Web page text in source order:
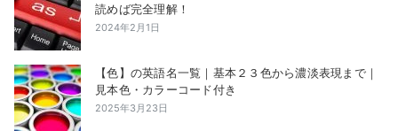
読めば完全理解！
2024年2月1日
【色】の英語名一覧｜基本２３色から濃淡表現まで｜
見本色・カラーコード付き
2025年3月23日